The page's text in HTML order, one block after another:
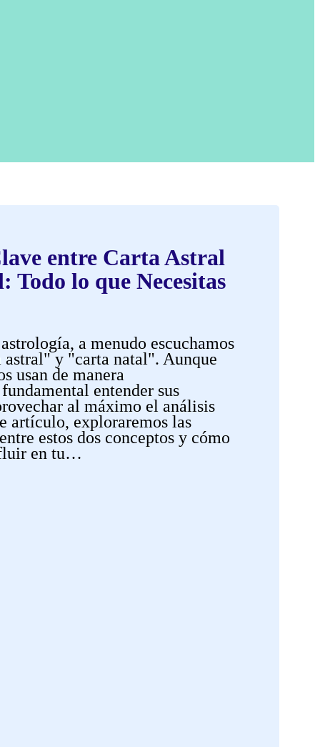
entre Carta Astral
Todo lo que Necesitas
a menudo escuchamos
y "carta natal". Aunque
usan de manera
entender sus
al máximo el análisis
artículo, exploraremos las
estos dos conceptos y cómo
en tu…